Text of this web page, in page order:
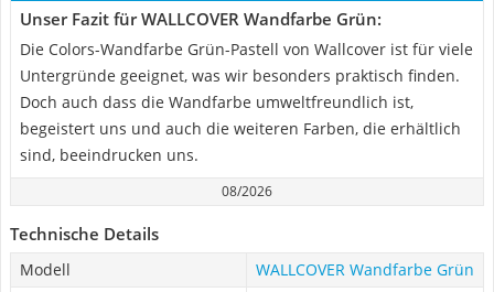
Unser Fazit für WALLCOVER Wandfarbe Grün:
Die Colors-Wandfarbe Grün-Pastell von Wallcover ist für viele
Untergründe geeignet, was wir besonders praktisch finden.
Doch auch dass die Wandfarbe umweltfreundlich ist,
begeistert uns und auch die weiteren Farben, die erhältlich
sind, beeindrucken uns.
08/2026
Technische Details
Modell
WALLCOVER Wandfarbe Grün